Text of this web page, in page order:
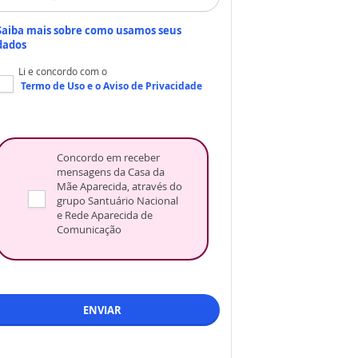
mais sobre como usamos seus
Li e concordo com o
Termo de Usoe oAviso de Privacidade
Concordo em receber
mensagens da Casa da
Mãe Aparecida, através do
grupo Santuário Nacional
e Rede Aparecida de
Comunicação
ENVIAR